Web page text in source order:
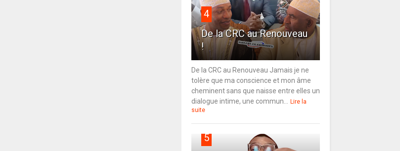
4
De la CRC au Renouveau
!
De la CRC au Renouveau Jamais je ne
tolère que ma conscience et mon âme
cheminent sans que naisse entre elles un
dialogue intime, une commun...
Lire la
suite
5